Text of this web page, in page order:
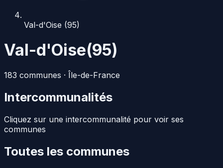
Val-d'Oise (95)
Val-d'Oise(95)
183 communes · Île-de-France
Intercommunalités
Cliquez sur une intercommunalité pour voir ses
communes
Toutes les communes